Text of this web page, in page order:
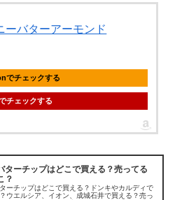
ーバターアーモンド
でチェックする
チェックする
ターチップはどこで買える？売ってる
？
ーチップはどこで買える？ドンキやカルディで
ウエルシア、イオン、成城石井で買える？売っ